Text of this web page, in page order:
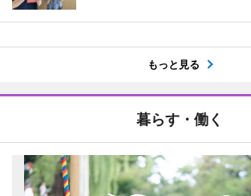
もっと見る
暮らす・働く